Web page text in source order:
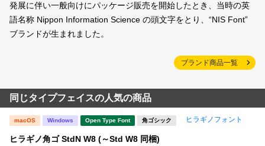
発展に伴い一般向けにパッケージ販売を開始したとき、当時の英
語名称 Nippon Information Science の頭文字をとり、“NIS Font”
ブランドが生まれました。
ブランド商品一覧
同じタイプフェイスの人気の商品
macOS Windows Open Type Font 角ゴシック ヒラギノフォント
ヒラギノ角ゴ StdN W8 (～Std W8 同梱)